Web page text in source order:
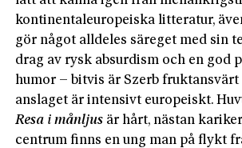
kontinentaleuropeiska litteratur,
gör något alldeles säreget med sin
drag av rysk absurdism och en god
humor – bitvis är Szerb
anslaget är intensivt europeiskt.
Resa i månljus är hårt, nästan
centrum finns en ung man på flykt